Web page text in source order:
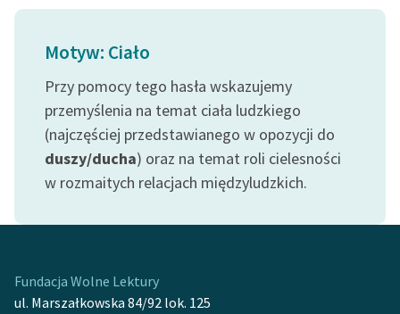
Regulamin darowizn
Informacja o treściach
wrażliwych
Deklaracja dostępności
Motyw: Ciało
Przy pomocy tego hasła wskazujemy
przemyślenia na temat ciała ludzkiego
(najczęściej przedstawianego w opozycji do
duszy/ducha) oraz na temat roli cielesności
w rozmaitych relacjach międzyludzkich.
Fundacja Wolne Lektury
ul. Marszałkowska 84/92 lok. 125